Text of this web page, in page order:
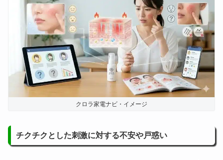
クロラ家電ナビ・イメージ
チクチクとした刺激に対する不安や戸惑い